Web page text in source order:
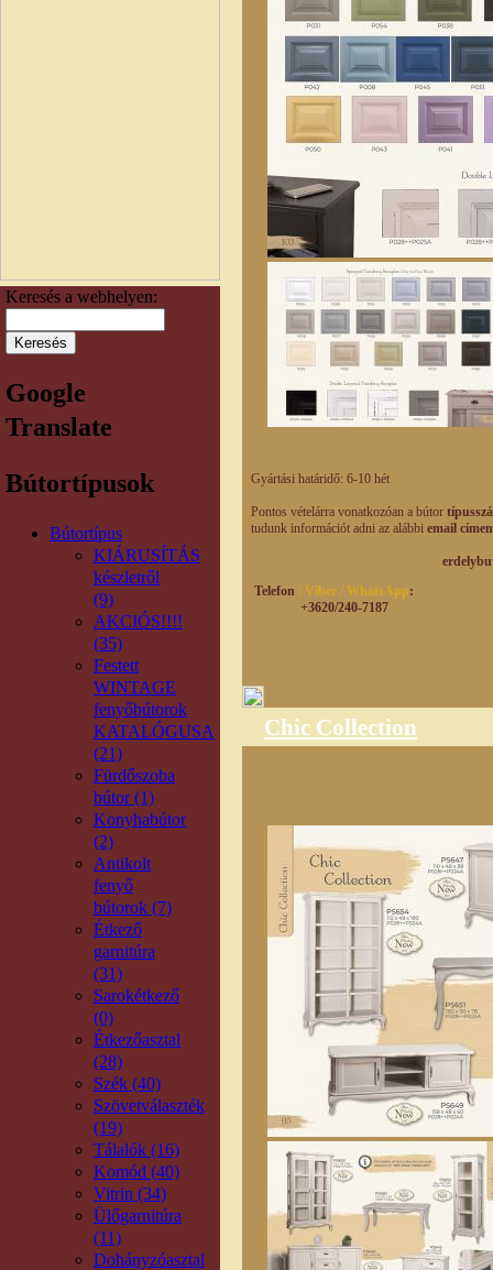
Keresés a webhelyen:
Google
Translate
Bútortípusok
Bútortípus
KIÁRUSÍTÁS
készletről
(9)
AKCIÓS!!!!
(35)
Festett
WINTAGE
fenyőbútorok
KATALÓGUSA
(21)
Fürdőszoba
bútor (1)
Konyhabútor
(2)
Antikolt
fenyő
bútorok (7)
Étkező
garnitúra
(31)
Sarokétkező
(0)
Étkezőasztal
(28)
Szék (40)
Szövetválaszték
(19)
Tálalók (16)
Komód (40)
Vitrin (34)
Ülőgarnitúra
(11)
Dohányzóasztal
Gyártási határidő: 6-10 hét
Pontos vételárra vonatkozóan a bútor
tudunk információt adni az alábbi email
Telefon / Viber / WhatsApp:
+3620/240-7187
Chic Collection